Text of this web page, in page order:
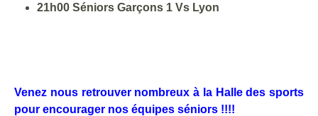
21h00 Séniors Garçons 1 Vs Lyon
Venez nous retrouver nombreux à la Halle des sports
pour encourager nos équipes séniors !!!!